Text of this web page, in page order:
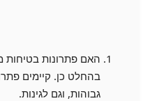
האם פתרונות בטיחות
בהחלט כן. קיימים
גבוהות, וגם לגינות.